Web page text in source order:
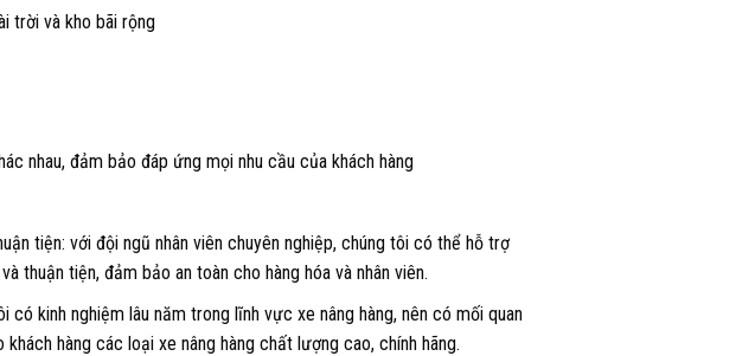
trời và kho bãi rộng
nhau, đảm bảo đáp ứng mọi nhu cầu của khách hàng
tiện: với đội ngũ nhân viên chuyên nghiệp, chúng tôi có thể hỗ trợ
thuận tiện, đảm bảo an toàn cho hàng hóa và nhân viên.
kinh nghiệm lâu năm trong lĩnh vực xe nâng hàng, nên có mối quan
hàng các loại xe nâng hàng chất lượng cao, chính hãng.